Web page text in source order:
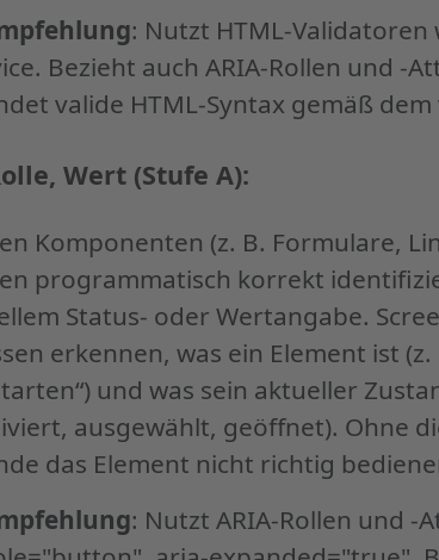
: Nutzt HTML-Validatoren
Bezieht auch ARIA-Rollen und -
valide HTML-Syntax gemäß
Wert (Stufe A):
Komponenten (z. B. Formulare,
programmatisch korrekt
Status- oder Wertangabe.
erkennen, was ein Element ist
und was sein aktueller
ausgewählt, geöffnet). Ohne
das Element nicht richtig
: Nutzt ARIA-Rollen und -